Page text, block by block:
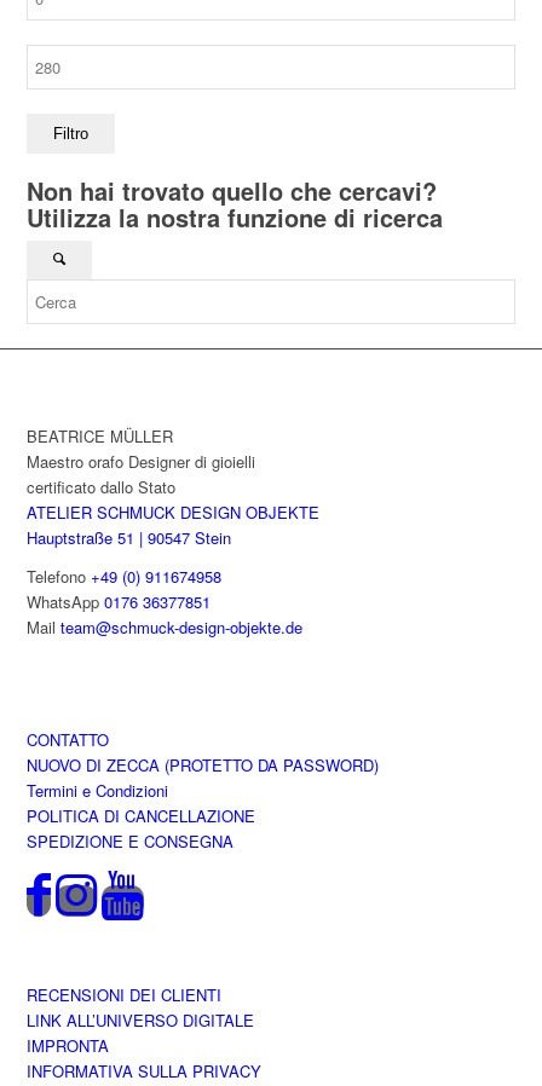
Filtro
Non hai trovato quello che cercavi?
Utilizza la nostra funzione di ricerca
BEATRICE MÜLLER
Maestro orafo Designer di gioielli
certificato dallo Stato
ATELIER SCHMUCK DESIGN OBJEKTE
Hauptstraße 51 | 90547 Stein
Telefono+49 (0) 911674958
WhatsApp0176 36377851
Mailteam@schmuck-design-objekte.de
CONTATTO
NUOVO DI ZECCA (PROTETTO DA PASSWORD)
Termini e Condizioni
POLITICA DI CANCELLAZIONE
SPEDIZIONE E CONSEGNA
RECENSIONI DEI CLIENTI
LINK ALL’UNIVERSO DIGITALE
IMPRONTA
INFORMATIVA SULLA PRIVACY